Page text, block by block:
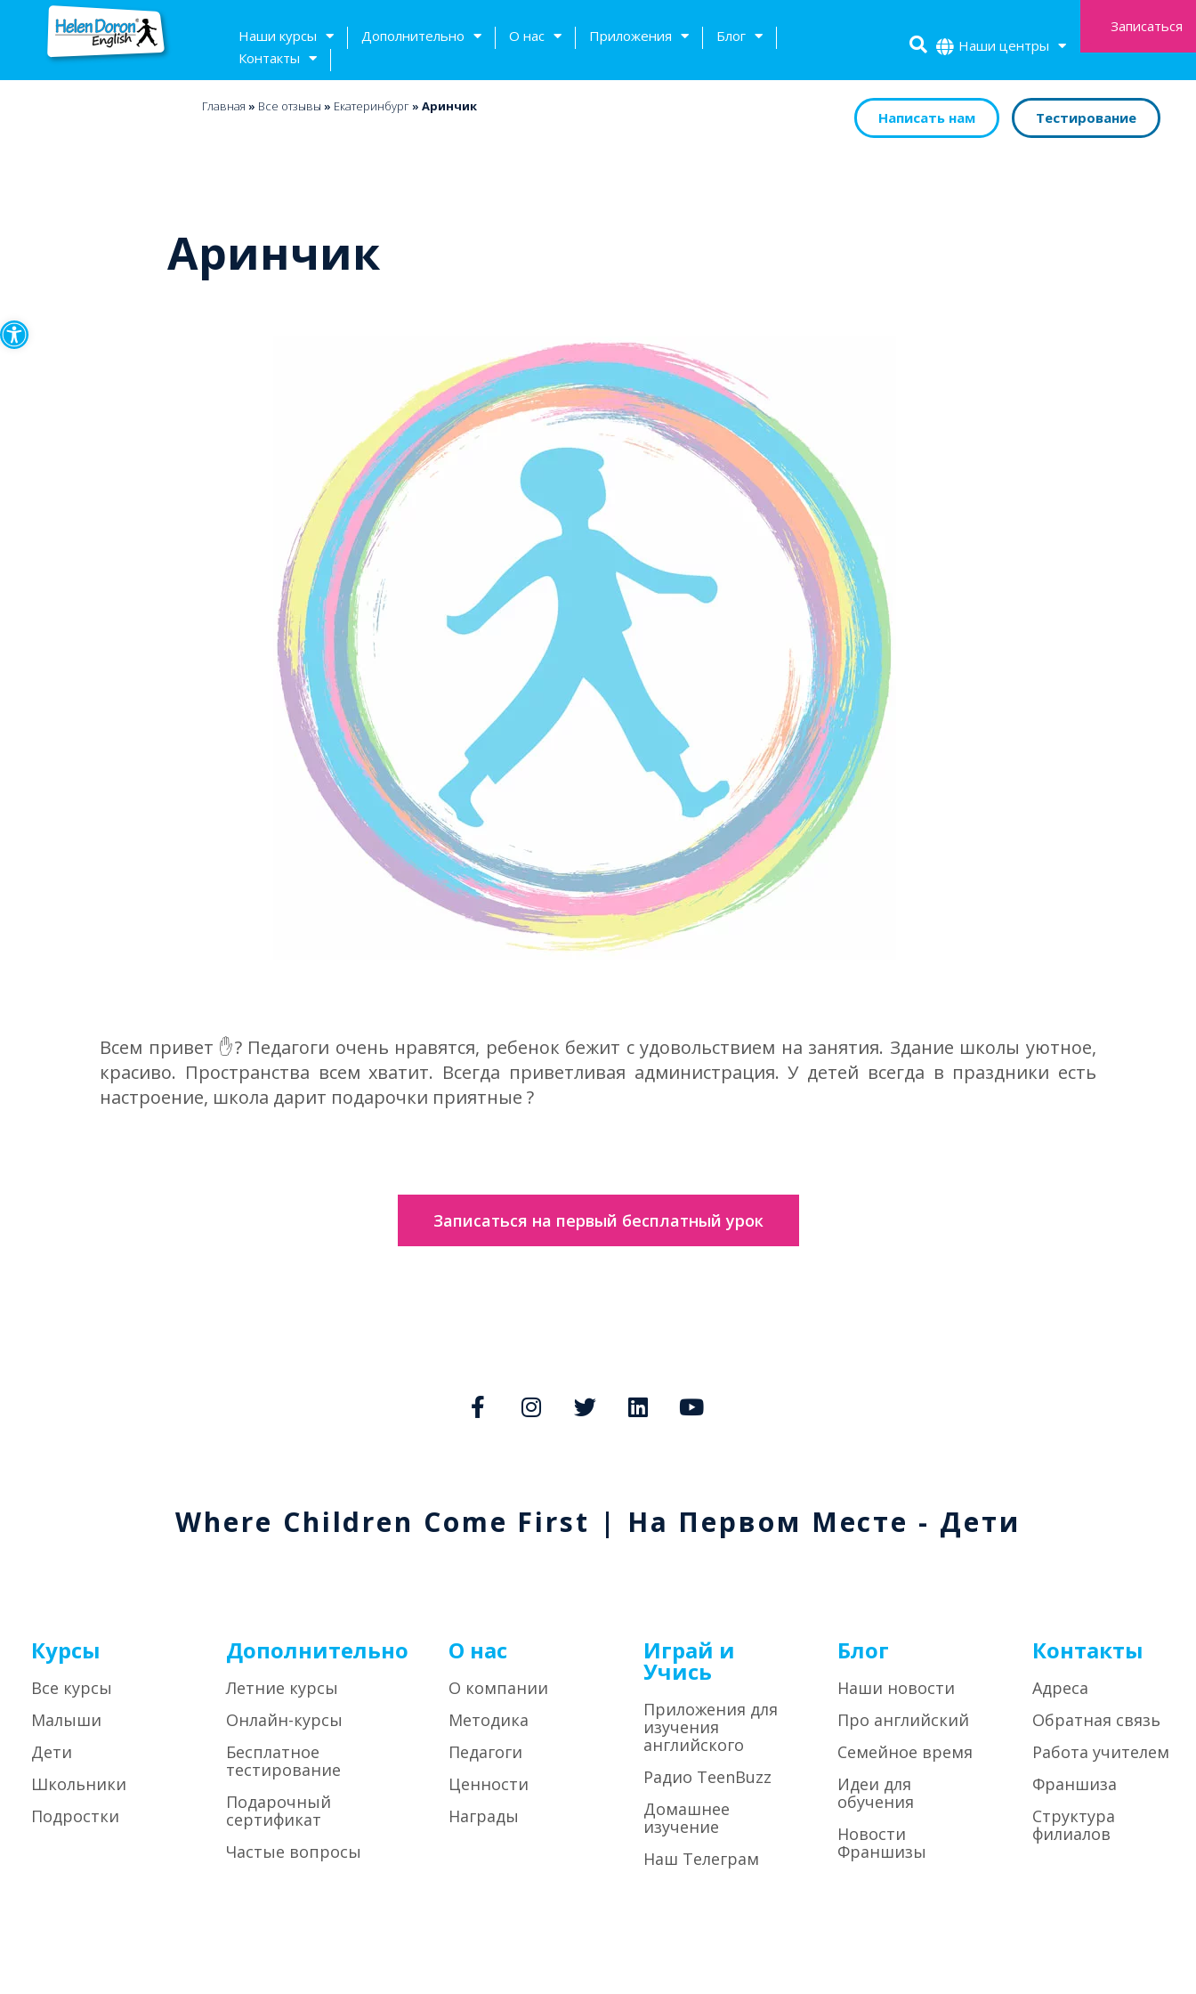
Открыть панель инструментов
Наши курсы Дополнительно О нас Приложения
Блог
Контакты
Наши центры
Записаться
Главная » Bсе отзывы » Екатеринбург» Аринчик
Написать нам Тестирование
Аринчик
Всем привет ✋? Педагоги очень нравятся, ребенок бежит с удовольствием на занятия. Здание школы уютное,
красиво. Пространства всем хватит. Всегда приветливая администрация. У детей всегда в праздники есть
настроение, школа дарит подарочки приятные ?
Записаться на первый бесплатный урок
Where Children Come First | На Первом Месте - Дети
Курсы
Все курсы
Малыши
Дети
Школьники
Подростки
Дополнительно
Летние курсы
Онлайн-курсы
Бесплатное
тестирование
Подарочный
сертификат
Частые вопросы
О нас
О компании
Методика
Педагоги
Ценности
Награды
Играй и
Учись
Приложения для
изучения
английского
Радио TeenBuzz
Домашнее
изучение
Наш Телеграм
Блог
Наши новости
Про английский
Семейное время
Идеи для
обучения
Новости
Франшизы
Контакты
Адреса
Обратная связь
Работа учителем
Франшиза
Структура
филиалов